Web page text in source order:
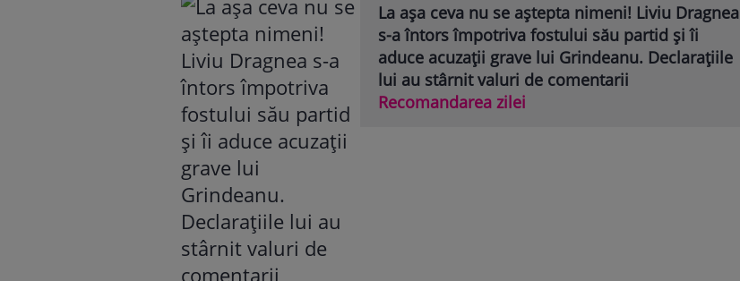
La așa ceva nu se aștepta nimeni! Liviu Dragnea
s-a întors împotriva fostului său partid și îi
aduce acuzații grave lui Grindeanu. Declarațiile
lui au stârnit valuri de comentarii
Recomandarea zilei